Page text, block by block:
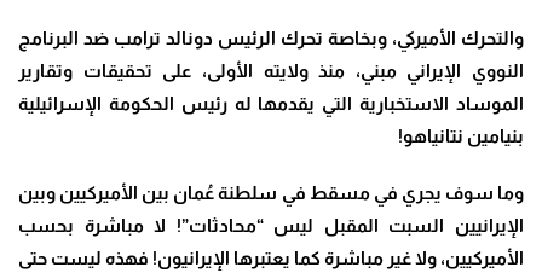
والتحرك الأميركي، وبخاصة تحرك الرئيس دونالد ترامب ضد البرنامج
النووي الإيراني مبني، منذ ولايته الأولى، على تحقيقات وتقارير
الموساد الاستخبارية التي يقدمها له رئيس الحكومة الإسرائيلية
بنيامين نتانياهو!
وما سوف يجري في مسقط في سلطنة عُمان بين الأميركيين وبين
الإيرانيين السبت المقبل ليس “محادثات”! لا مباشرة بحسب
الأميركيين، ولا غير مباشرة كما يعتبرها الإيرانيون! فهذه ليست حتى